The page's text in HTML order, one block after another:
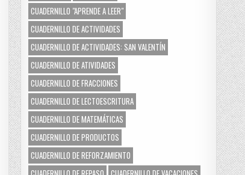
CUADERNILLO "APRENDE A LEER"
CUADERNILLO DE ACTIVIDADES
CUADERNILLO DE ACTIVIDADES: SAN VALENTÍN
CUADERNILLO DE ATIVIDADES
CUADERNILLO DE FRACCIONES
CUADERNILLO DE LECTOESCRITURA
CUADERNILLO DE MATEMÁTICAS
CUADERNILLO DE PRODUCTOS
CUADERNILLO DE REFORZAMIENTO